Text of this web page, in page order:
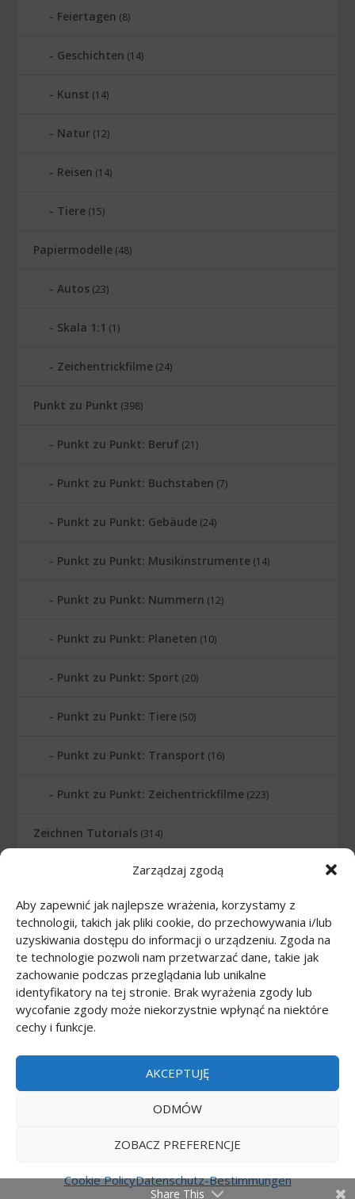
Zarządzaj zgodą
Aby zapewnić jak najlepsze wrażenia, korzystamy z
technologii, takich jak pliki cookie, do przechowywania i/lub
uzyskiwania dostępu do informacji o urządzeniu. Zgoda na
te technologie pozwoli nam przetwarzać dane, takie jak
zachowanie podczas przeglądania lub unikalne
identyfikatory na tej stronie. Brak wyrażenia zgody lub
wycofanie zgody może niekorzystnie wpłynąć na niektóre
cechy i funkcje.
AKCEPTUJĘ
ODMÓW
ZOBACZ PREFERENCJE
Cookie PolicyDatenschutz-Bestimmungen
Feiertagen (8)
Geschichten (14)
Kunst (14)
Natur (12)
Reisen (14)
Tiere (15)
Papiermodelle (48)
Autos (23)
Skala 1:1 (1)
Zeichentrickfilme (24)
Punkt zu Punkt (398)
Punkt zu Punkt: Beruf (21)
Punkt zu Punkt: Buchstaben (7)
Punkt zu Punkt: Gebäude (24)
Punkt zu Punkt: Musikinstrumente (14)
Punkt zu Punkt: Nummern (12)
Punkt zu Punkt: Planeten (10)
Punkt zu Punkt: Sport (20)
Punkt zu Punkt: Tiere (50)
Punkt zu Punkt: Transport (16)
Punkt zu Punkt: Zeichentrickfilme (223)
Zeichnen Tutorials (314)
Zeichnen Tutorials: Comics(46)
Zeichnen Tutorials: Körper(27)
Zeichnen Tutorials: Lebensmittel (10)
Zeichnen Tutorials: Tiere(83)
Zeichnen Tutorials: Transport
(12)
Zeichnen Tutorials: Zeichentrickfilme
Privacy policy PL|Privacy policy EN
|Privacy policy DE|Privacy policy FR|Privacy
Share This